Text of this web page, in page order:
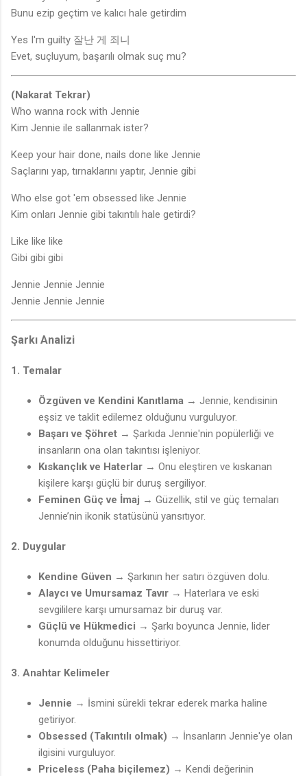
Bunu ezip geçtim ve kalıcı hale getirdim
Yes I'm guilty 잘난 게 죄니
Evet, suçluyum, başarılı olmak suç mu?
(Nakarat Tekrar)
Who wanna rock with Jennie
Kim Jennie ile sallanmak ister?
Keep your hair done, nails done like Jennie
Saçlarını yap, tırnaklarını yaptır, Jennie gibi
Who else got 'em obsessed like Jennie
Kim onları Jennie gibi takıntılı hale getirdi?
Like like like
Gibi gibi gibi
Jennie Jennie Jennie
Jennie Jennie Jennie
Şarkı Analizi
1. Temalar
Özgüven ve Kendini Kanıtlama → Jennie, kendisinin
eşsiz ve taklit edilemez olduğunu vurguluyor.
Başarı ve Şöhret → Şarkıda Jennie'nin popülerliği ve
insanların ona olan takıntısı işleniyor.
Kıskançlık ve Haterlar → Onu eleştiren ve kıskanan
kişilere karşı güçlü bir duruş sergiliyor.
Feminen Güç ve İmaj → Güzellik, stil ve güç temaları
Jennie’nin ikonik statüsünü yansıtıyor.
2. Duygular
Kendine Güven → Şarkının her satırı özgüven dolu.
Alaycı ve Umursamaz Tavır → Haterlara ve eski
sevgililere karşı umursamaz bir duruş var.
Güçlü ve Hükmedici → Şarkı boyunca Jennie, lider
konumda olduğunu hissettiriyor.
3. Anahtar Kelimeler
Jennie → İsmini sürekli tekrar ederek marka haline
getiriyor.
Obsessed (Takıntılı olmak) → İnsanların Jennie'ye olan
ilgisini vurguluyor.
Priceless (Paha biçilemez) → Kendi değerinin